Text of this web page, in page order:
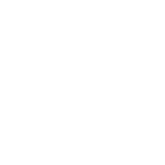
umso höher sind die
ein Leben ohne Extremismus